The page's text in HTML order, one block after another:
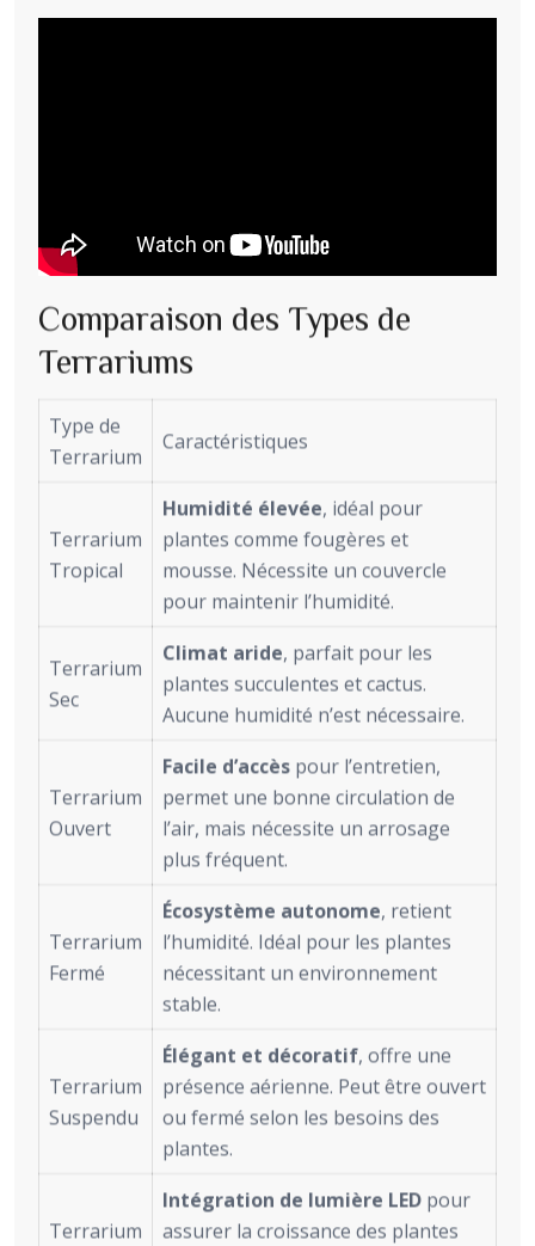
Comparaison des Types de
Terrariums
Type de
Terrarium
Caractéristiques
Terrarium
Tropical
Humidité élevée, idéal pour
plantes comme fougères et
mousse. Nécessite un couvercle
pour maintenir l’humidité.
Terrarium
Sec
Climat aride, parfait pour les
plantes succulentes et cactus.
Aucune humidité n’est nécessaire.
Terrarium
Ouvert
Facile d’accès pour l’entretien,
permet une bonne circulation de
l’air, mais nécessite un arrosage
plus fréquent.
Terrarium
Fermé
Écosystème autonome, retient
l’humidité. Idéal pour les plantes
nécessitant un environnement
stable.
Terrarium
Suspendu
Élégant et décoratif, offre une
présence aérienne. Peut être ouvert
ou fermé selon les besoins des
plantes.
Terrarium
Intégration de lumière LED pour
assurer la croissance des plantes